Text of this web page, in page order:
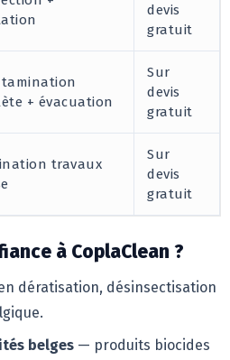
devis
gratuit
+ évacuation
Sur
devis
gratuit
travaux
Sur
devis
gratuit
à CoplaClean ?
dératisation, désinsectisation
belges — produits biocides